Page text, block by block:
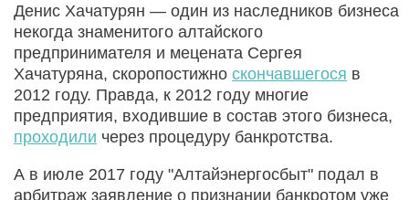
Денис Хачатурян — один из наследников бизнеса
некогда знаменитого алтайского
предпринимателя и мецената Сергея
Хачатуряна, скоропостижно скончавшегося в
2012 году. Правда, к 2012 году многие
предприятия, входившие в состав этого бизнеса,
проходили через процедуру банкротства.
А в июле 2017 году "Алтайэнергосбыт" подал в
арбитраж заявление о признании банкротом уже